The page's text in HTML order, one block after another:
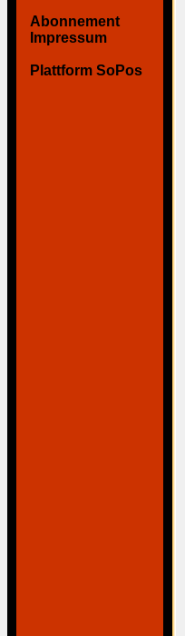
Abonnement
Impressum
Plattform SoPos